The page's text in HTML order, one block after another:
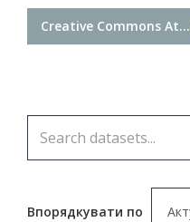
Creative Commons At...
Впорядкувати по